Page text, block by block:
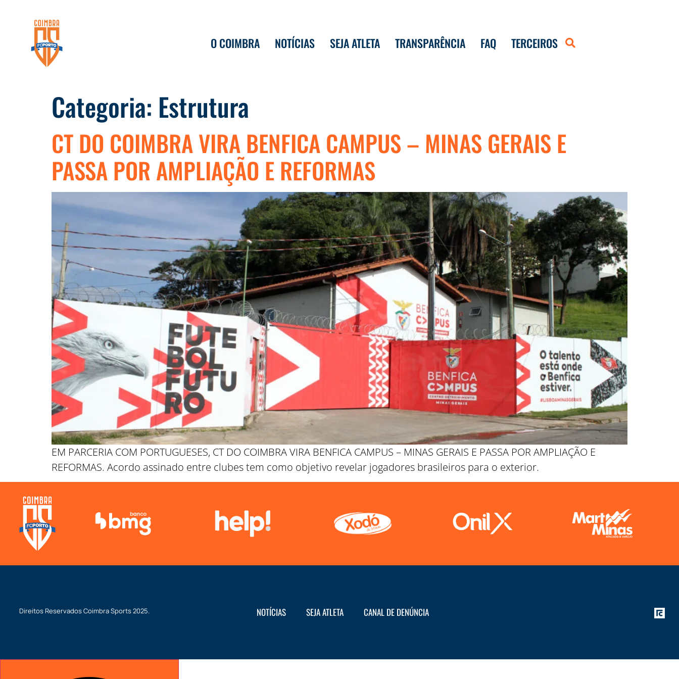
O COIMBRA NOTÍCIAS SEJA ATLETA TRANSPARÊNCIA FAQ TERCEIROS
Categoria: Estrutura
CT DO COIMBRA VIRA BENFICA CAMPUS – MINAS GERAIS E
PASSA POR AMPLIAÇÃO E REFORMAS
EM PARCERIA COM PORTUGUESES, CT DO COIMBRA VIRA BENFICA CAMPUS – MINAS GERAIS E PASSA POR AMPLIAÇÃO E
REFORMAS. Acordo assinado entre clubes tem como objetivo revelar jogadores brasileiros para o exterior.
Direitos ReservadosCoimbra Sports2025. NOTÍCIAS SEJA ATLETA CANAL DE DENÚNCIA